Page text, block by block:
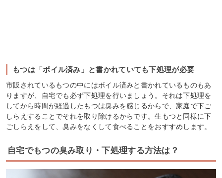
もつは「ボイル済み」と書かれていても下処理が必要
市販されているもつの中にはボイル済みと書かれているものもあ
りますが、自宅でも必ず下処理を行いましょう。それは下処理を
してから時間が経過したもつは臭みを感じるからで、家庭で下ご
しらえすることでそれを取り除けるからです。生もつと同様に下
ごしらえをして、臭みをなくして食べることをおすすめします。
自宅でもつの臭み取り・下処理する方法は？